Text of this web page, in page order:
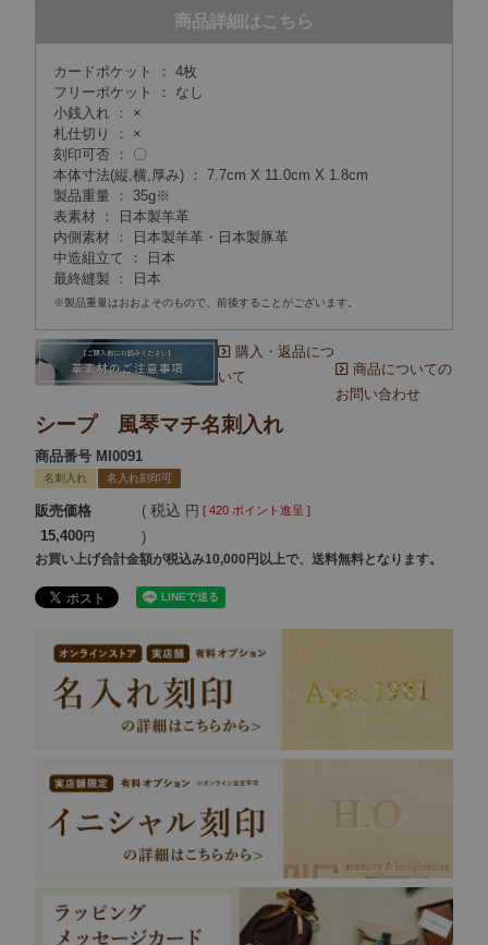
商品詳細はこちら
カードポケット ： 4枚
フリーポケット ： なし
小銭入れ ： ×
札仕切り ： ×
刻印可否 ： 〇
本体寸法(縦,横,厚み) ： 7.7cm X 11.0cm X 1.8cm
製品重量 ： 35g※
表素材 ： 日本製羊革
内側素材 ： 日本製羊革・日本製豚革
中造組立て ： 日本
最終縫製 ： 日本
※製品重量はおおよそのもので、前後することがございます。
購入・返品につ
いて
商品についての
お問い合わせ
シープ 風琴マチ名刺入れ
商品番号 MI0091
名刺入れ 名入れ刻印可
販売価格
15,400
税込 [ 420 ポイント進呈 ]
お買い上げ合計金額が税込み10,000円以上で、送料無料となります。